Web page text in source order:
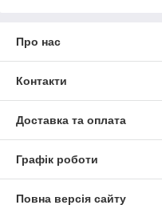
Про нас
Контакти
Доставка та оплата
Графік роботи
Повна версія сайту